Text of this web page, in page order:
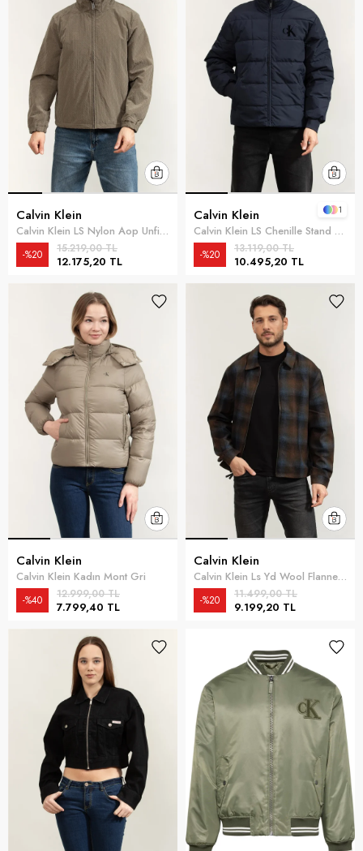
Calvin Klein
Calvin Klein LS Nylon Aop Unfilled Reversible Erkek Mont Gri
12.175,20 TL
15.219,00 TL
%20
Calvin Klein
Calvin Klein LS Chenille Stand Collar Puffer Erkek Şişme Mont Lacivert
10.495,20 TL
13.119,00 TL
%20
1
Calvin Klein
Calvin Klein Kadın Mont Gri
7.799,40 TL
12.999,00 TL
%40
Calvin Klein
Calvin Klein Ls Yd Wool Flannel Fz Erkek Mont Gri
9.199,20 TL
11.499,00 TL
%20